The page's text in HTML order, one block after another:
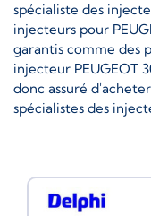
spécialiste des
injecteurs pour
garantis comme des
injecteur PEUGEOT
donc assuré
spécialistes des